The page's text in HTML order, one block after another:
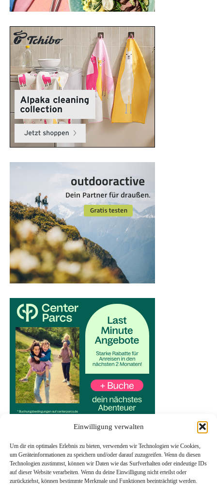
Einwilligung verwalten
Um dir ein optimales Erlebnis zu bieten, verwenden wir Technologien wie Cookies,
um Geräteinformationen zu speichern und/oder darauf zuzugreifen. Wenn du diesen
Technologien zustimmst, können wir Daten wie das Surfverhalten oder eindeutige IDs
auf dieser Website verarbeiten. Wenn du deine Einwilligung nicht erteilst oder
zurückziehst, können bestimmte Merkmale und Funktionen beeinträchtigt werden.
Start
Datenschutzerklärung
Impressum